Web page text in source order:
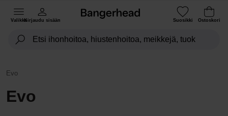
ValikkoKirjaudu sisään Suosikki Ostoskori
Evo
Evo